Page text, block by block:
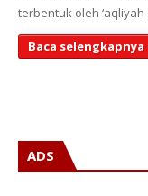
terbentuk oleh
Baca selengkapnya
ADS